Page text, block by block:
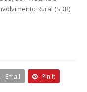
Rural (SDR).
Email Pin It